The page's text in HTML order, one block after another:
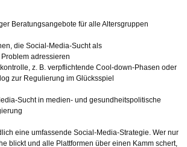
Beratungsangebote für alle Altersgruppen
die Social-Media-Sucht als
adressieren
z. B. verpflichtende Cool-down-Phasen oder
zur Regulierung im Glücksspiel
Sucht in medien- und gesundheitspolitische
eine umfassende Social-Media-Strategie. Wer nur
blickt und alle Plattformen über einen Kamm schert,